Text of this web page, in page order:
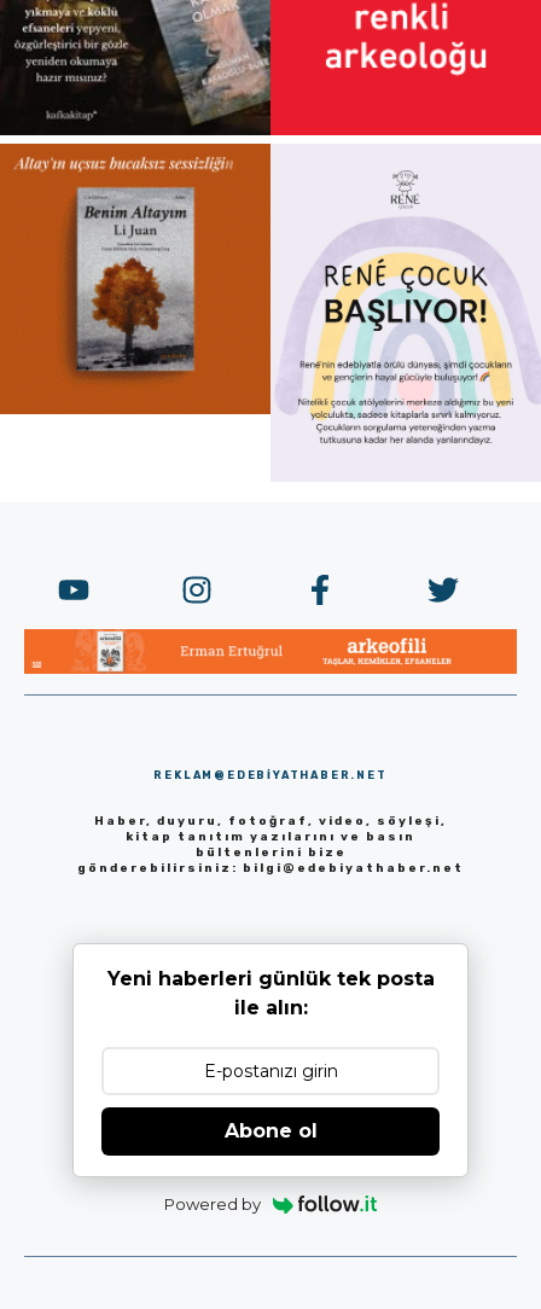
REKLAM@EDEBIYATHABER.NET
Haber, duyuru, fotoğraf, video, söyleşi,
kitap tanıtım yazılarını ve basın
bültenlerini bize
gönderebilirsiniz: bilgi@edebiyathaber.net
Yeni haberleri günlük tek posta
ile alın:
Abone ol
Powered by